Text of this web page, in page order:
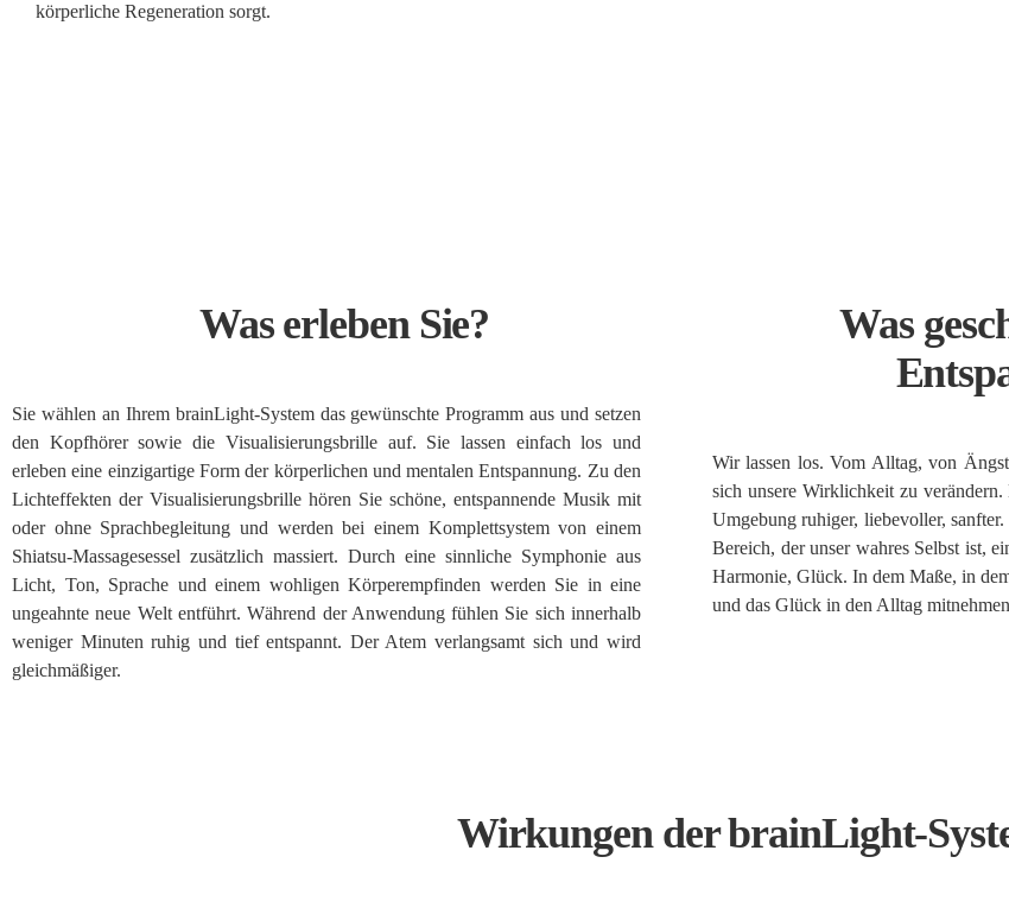
körperliche Regeneration sorgt.
Was erleben Sie?
Sie wählen an Ihrem brainLight-System das gewünschte Programm aus und setzen
den Kopfhörer sowie die Visualisierungsbrille auf. Sie lassen einfach los und
erleben eine einzigartige Form der körperlichen und mentalen Entspannung. Zu den
Lichteffekten der Visualisierungsbrille hören Sie schöne, entspannende Musik mit
oder ohne Sprachbegleitung und werden bei einem Komplettsystem von einem
Shiatsu-Massagesessel zusätzlich massiert. Durch eine sinnliche Symphonie aus
Licht, Ton, Sprache und einem wohligen Körperempfinden werden Sie in eine
ungeahnte neue Welt entführt. Während der Anwendung fühlen Sie sich innerhalb
weniger Minuten ruhig und tief entspannt. Der Atem verlangsamt sich und wird
gleichmäßiger.
Was
Wir lassen los. Vom Alltag, von
sich unsere Wirklichkeit zu
Umgebung ruhiger, liebevoller,
Bereich, der unser wahres Selbst ist,
Harmonie, Glück. In dem Maße, in
und das Glück in den Alltag
Wirkungen der brainLight-